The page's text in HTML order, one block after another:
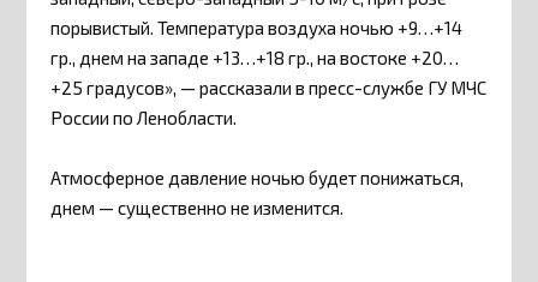
порывистый. Температура воздуха ночью +9…+14
гр., днем на западе +13…+18 гр., на востоке +20…
+25 градусов», — рассказали в пресс-службе ГУ МЧС
России по Ленобласти.
Атмосферное давление ночью будет понижаться,
днем — существенно не изменится.